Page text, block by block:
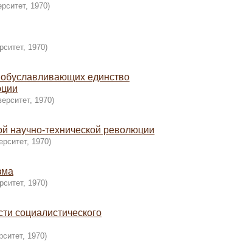
, 1970)
, 1970)
единство
, 1970)
научно-технической революции
, 1970)
, 1970)
социалистического
, 1970)